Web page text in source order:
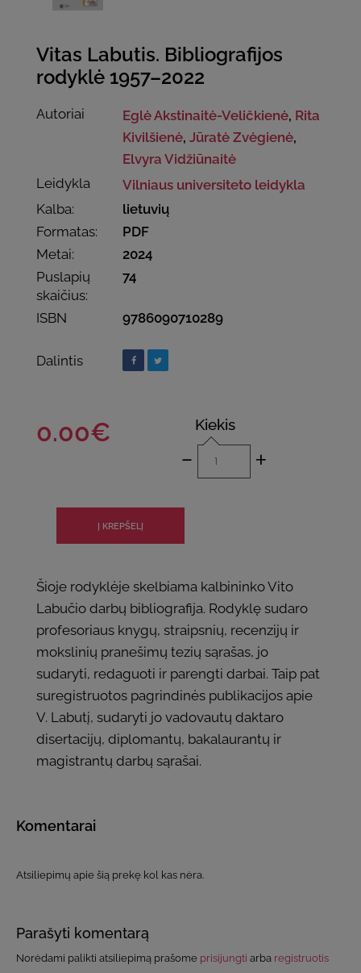
Vitas Labutis. Bibliografijos
rodyklė 1957–2022
Autoriai Eglė Akstinaitė-Veličkienė, Rita
Kivilšienė,Jūratė Zvėgienė,
Elvyra Vidžiūnaitė
Leidykla
Vilniaus universiteto leidykla
Kalba:
lietuvių
Formatas:
PDF
Metai:
2024
Puslapių
skaičius:
74
ISBN 9786090710289
Dalintis
0.00€ Kiekis
- +
Šioje rodyklėje skelbiama kalbininko Vito
Labučio darbų bibliografija. Rodyklę sudaro
profesoriaus knygų, straipsnių, recenzijų ir
mokslinių pranešimų tezių sąrašas, jo
sudaryti, redaguoti ir parengti darbai. Taip pat
suregistruotos pagrindinės publikacijos apie
V. Labutį, sudaryti jo vadovautų daktaro
disertacijų, diplomantų, bakalaurantų ir
magistrantų darbų sąrašai.
Komentarai
Atsiliepimų apie šią prekę kol kas nėra.
Parašyti komentarą
Norėdami palikti atsiliepimą prašome prisijungti arba registruotis